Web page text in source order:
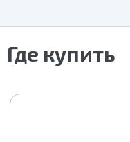
Где купить